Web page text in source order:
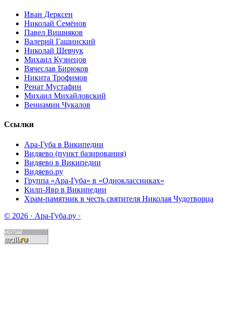
Иван Дерксен
Николай Семёнов
Павел Вишняков
Валерий Гашинский
Николай Шевчук
Михаил Кузнецов
Вячеслав Бирюков
Никита Трофимов
Ренат Мустафин
Михаил Михайловский
Вениамин Чукалов
Ссылки
Ара-Губа в Википедии
Видяево (пункт базирования)
Видяево в Википедии
Видяево.ру
Группа «Ара-Губа» в «Одноклассниках»
Килп-Явр в Википедии
Храм-памятник в честь святителя Николая Чудотворца
© 2026 · Ара-Губа.ру ·